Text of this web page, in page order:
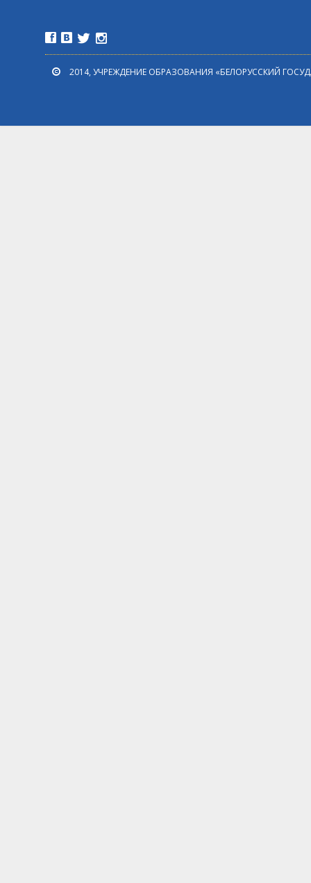
2014, УЧРЕЖДЕНИЕ ОБРАЗОВАНИЯ «БЕЛОРУССКИЙ